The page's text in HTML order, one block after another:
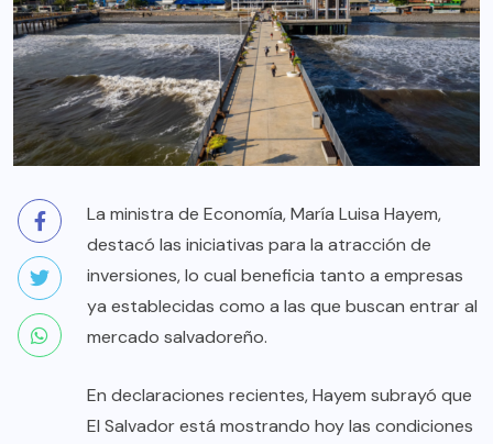
La ministra de Economía, María Luisa Hayem,
destacó las iniciativas para la atracción de
inversiones, lo cual beneficia tanto a empresas
ya establecidas como a las que buscan entrar al
mercado salvadoreño.
En declaraciones recientes, Hayem subrayó que
El Salvador está mostrando hoy las condiciones